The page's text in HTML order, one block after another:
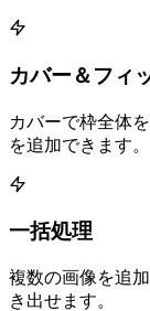
カバー＆フィ
カバーで枠全体
を追加できます。
一括処理
複数の画像を追
き出せます。